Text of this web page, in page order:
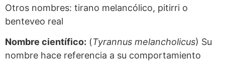
Otros nombres: tirano melancólico, pitirri o
benteveo real
Nombre científico: (Tyrannus melancholicus) Su
nombre hace referencia a su comportamiento